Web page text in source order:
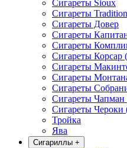
Сигареты Sioux
Сигареты Tradition
Сигареты Довер
Сигареты
Сигареты
Сигареты Корсар
Сигареты
Сигареты
Сигареты
Сигареты
Сигареты Чероки
Тройка
Ява
Сигариллы +